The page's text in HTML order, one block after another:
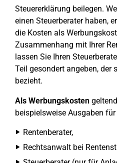
Steuererklärung beilegen.
einen Steuerberater haben,
die Kosten als
Zusammenhang mit Ihrer
lassen Sie Ihren
Teil gesondert angeben, der
bezieht.
Als Werbungskosten
beispielsweise Ausgaben für
Rentenberater,
Rechtsanwalt bei